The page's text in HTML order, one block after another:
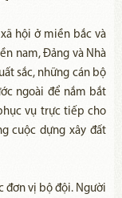
hội ở miền bắc và
nam, Đảng và Nhà
sắc, những cán bộ
ngoài để nắm bắt
vụ trực tiếp cho
cuộc dựng xây đất
đơn vị bộ đội. Người